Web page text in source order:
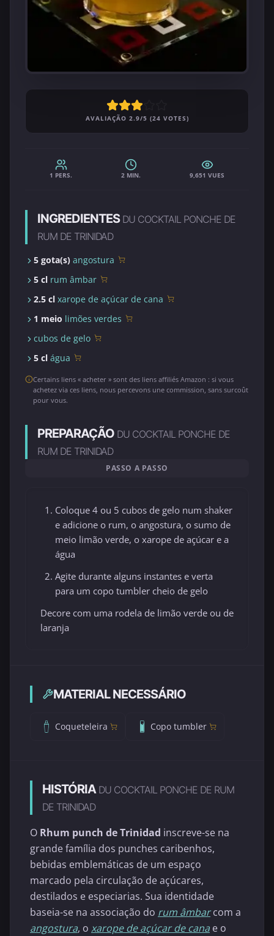
AVALIAÇÃO 2.9/5 (24 VOTES)
1 PERS. 2 MIN. 9,651 VUES
INGREDIENTES DU COCKTAIL PONCHE DE
RUM DE TRINIDAD
5 gota(s) angostura
5 cl rum âmbar
2.5 cl xarope de açúcar de cana
1 meio limões verdes
cubos de gelo
5 cl água
Certains liens « acheter » sont des liens affiliés Amazon : si vous
achetez via ces liens, nous percevons une commission, sans surcoût
pour vous.
PREPARAÇÃO DU COCKTAIL PONCHE DE
RUM DE TRINIDAD
PASSO A PASSO
Coloque 4 ou 5 cubos de gelo num shaker
e adicione o rum, o angostura, o sumo de
meio limão verde, o xarope de açúcar e a
água
Agite durante alguns instantes e verta
para um copo tumbler cheio de gelo
Decore com uma rodela de limão verde ou de
laranja
MATERIAL NECESSÁRIO
Coqueteleira Copo tumbler
HISTÓRIA DU COCKTAIL PONCHE DE RUM
DE TRINIDAD
O Rhum punch de Trinidad inscreve-se na
grande família dos punches caribenhos,
bebidas emblemáticas de um espaço
marcado pela circulação de açúcares,
destilados e especiarias. Sua identidade
baseia-se na associação do rum âmbarcom a
angostura, o xarope de açúcar de cana e o